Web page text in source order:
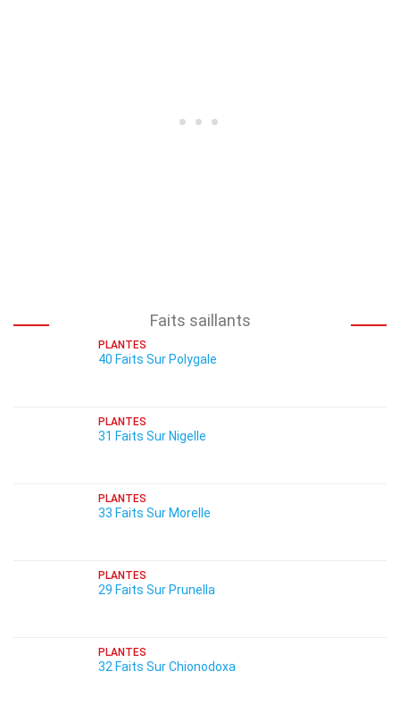
Faits saillants
PLANTES
40 Faits Sur Polygale
PLANTES
31 Faits Sur Nigelle
PLANTES
33 Faits Sur Morelle
PLANTES
29 Faits Sur Prunella
PLANTES
32 Faits Sur Chionodoxa